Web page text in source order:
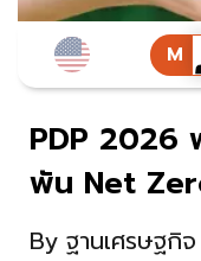
PDP 2026
พัน Net
By ฐานเศรษฐกิจ